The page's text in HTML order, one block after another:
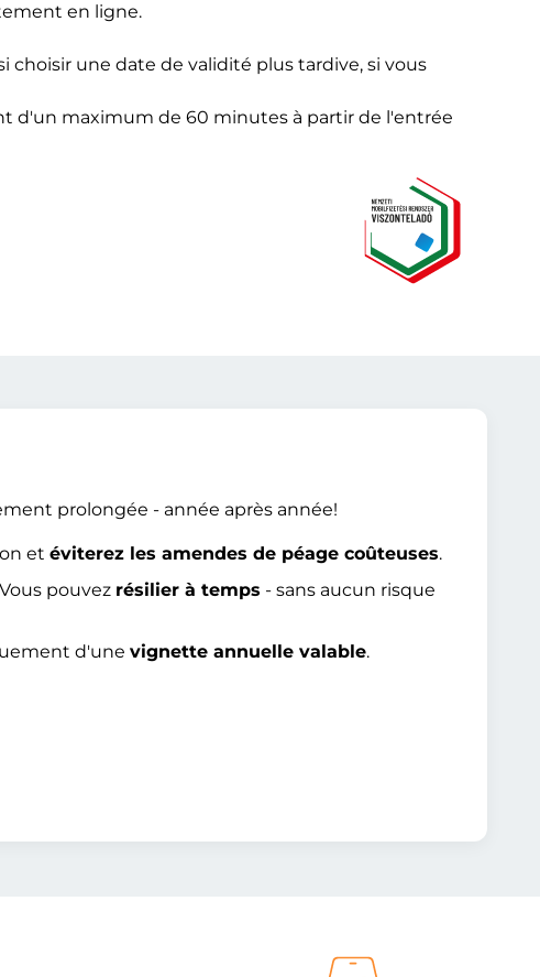
en ligne.
une date de validité plus tardive, si vous
d'un maximum de 60 minutes à partir de l'entrée
prolongée - année après année!
et éviterez les amendes de péage coûteuses.
pouvez résilier à temps - sans aucun risque
d'une vignette annuelle valable.